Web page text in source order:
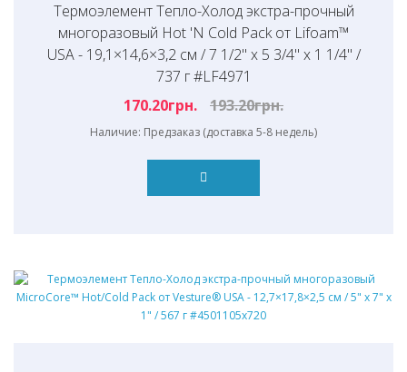
Термоэлемент Тепло-Холод экстра-прочный
многоразовый Hot 'N Cold Pack от Lifoam™
USA - 19,1×14,6×3,2 см / 7 1/2" x 5 3/4" x 1 1/4" /
737 г #LF4971
170.20грн.
193.20грн.
Наличие: Предзаказ (доставка 5-8 недель)